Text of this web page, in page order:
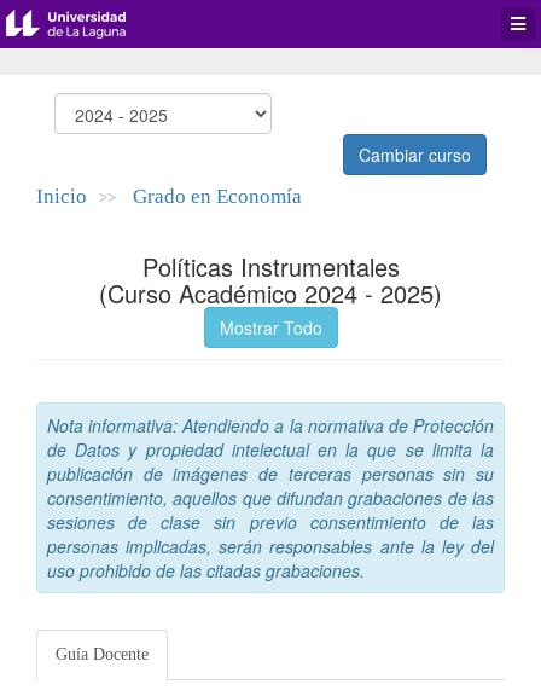
Cambiar curso
Inicio >> Grado en Economía
Políticas Instrumentales
(Curso Académico 2024 - 2025)
Mostrar Todo
Nota informativa: Atendiendo a la normativa de Protección
de Datos y propiedad intelectual en la que se limita la
publicación de imágenes de terceras personas sin su
consentimiento, aquellos que difundan grabaciones de las
sesiones de clase sin previo consentimiento de las
personas implicadas, serán responsables ante la ley del
uso prohibido de las citadas grabaciones.
Guía Docente